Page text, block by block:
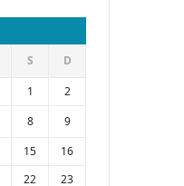
S
D
1
2
8
9
15
16
22
23